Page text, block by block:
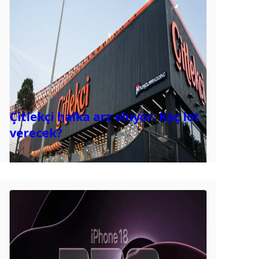
Çitlekçi halka arz oluyor: Kaç lot
verecek?